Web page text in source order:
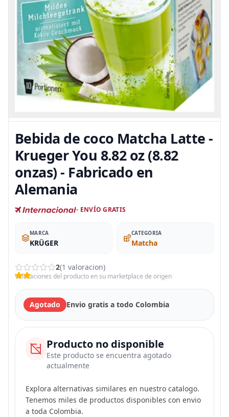
Bebida de coco Matcha Latte -
Krueger You 8.82 oz (8.82
onzas) - Fabricado en
Alemania
- ENVÍO GRATIS
MARCA
KRÜGER
CATEGORIA
Matcha
2(1 valoracion)
Valoraciones del producto en su marketplace de origen
Agotado Envio gratis a todo Colombia
Producto no disponible
Este producto se encuentra agotado
actualmente
Explora alternativas similares en nuestro catalogo.
Tenemos miles de productos disponibles con envio
a toda Colombia.